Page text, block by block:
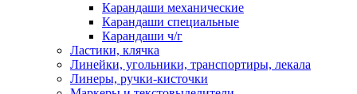
Карандаши механические
Карандаши специальные
Карандаши ч/г
Ластики, клячка
Линейки, угольники, транспортиры, лекала
Линеры, ручки-кисточки